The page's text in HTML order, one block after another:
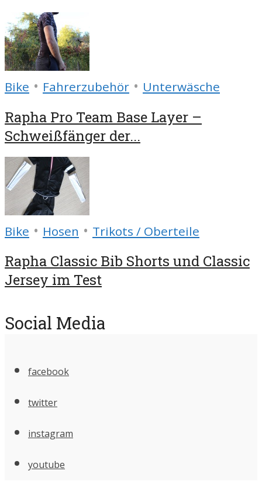
Bike • Fahrerzubehör • Unterwäsche
Rapha Pro Team Base Layer –
Schweißfänger der...
Bike • Hosen • Trikots / Oberteile
Rapha Classic Bib Shorts und Classic
Jersey im Test
Social Media
facebook
twitter
instagram
youtube